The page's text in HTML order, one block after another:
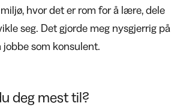
hvor det er rom for å lære, dele
seg. Det gjorde meg nysgjerrig på
som konsulent.
deg mest til?